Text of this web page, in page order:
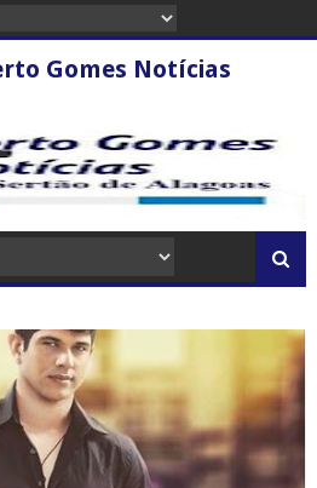
Gomes Notícias